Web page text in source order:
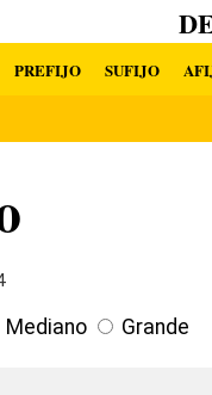
PREFIJO SUFIJO
Mediano Grande